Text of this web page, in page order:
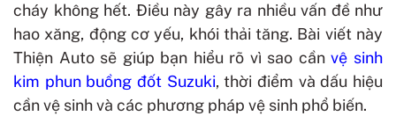
cháy không hết. Điều này gây ra nhiều vấn đề như
hao xăng, động cơ yếu, khói thải tăng. Bài viết này
Thiện Auto sẽ giúp bạn hiểu rõ vì sao cầnvệ sinh
kim phun buồng đốt Suzuki, thời điểm và dấu hiệu
cần vệ sinh và các phương pháp vệ sinh phổ biến.